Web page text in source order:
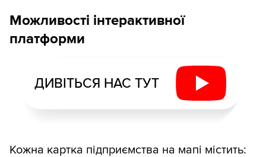
Можливості інтерактивної
платформи
ДИВІТЬСЯ НАС ТУТ
Кожна картка підприємства на мапі містить: